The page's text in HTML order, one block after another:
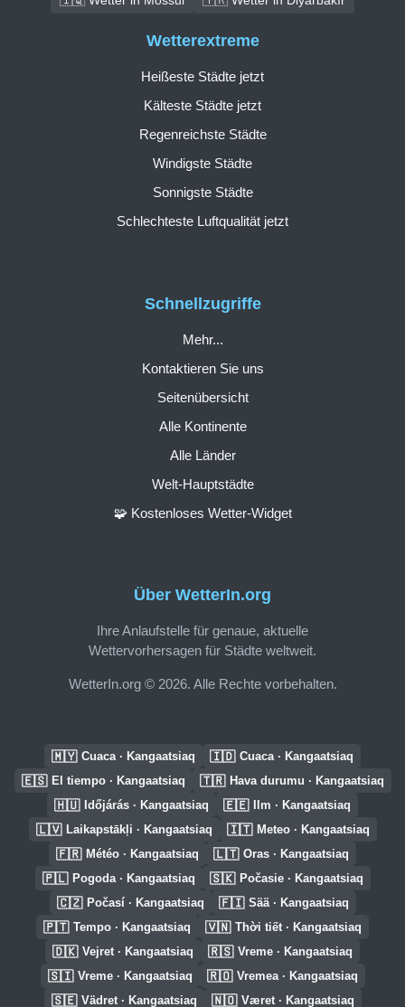
Über WetterIn.org
Ihre Anlaufstelle für genaue, aktuelle
Wettervorhersagen für Städte weltweit.
WetterIn.org © 2026. Alle Rechte vorbehalten.
Schnellzugriffe
Mehr...
Kontaktieren Sie uns
Seitenübersicht
Alle Kontinente
Alle Länder
Welt-Hauptstädte
🧩 Kostenloses Wetter-Widget
Wetterextreme
Heißeste Städte jetzt
Kälteste Städte jetzt
Regenreichste Städte
Windigste Städte
Sonnigste Städte
Schlechteste Luftqualität jetzt
🇲🇾 Cuaca · Kangaatsiaq 🇮🇩 Cuaca · Kangaatsiaq
🇪🇸 El tiempo · Kangaatsiaq 🇹🇷 Hava durumu · Kangaatsiaq
🇭🇺 Időjárás · Kangaatsiaq 🇪🇪 Ilm · Kangaatsiaq
🇱🇻 Laikapstākļi · Kangaatsiaq 🇮🇹 Meteo · Kangaatsiaq
🇫🇷 Météo · Kangaatsiaq 🇱🇹 Oras · Kangaatsiaq
🇵🇱 Pogoda · Kangaatsiaq 🇸🇰 Počasie · Kangaatsiaq
🇨🇿 Počasí · Kangaatsiaq 🇫🇮 Sää · Kangaatsiaq
🇵🇹 Tempo · Kangaatsiaq 🇻🇳 Thời tiết · Kangaatsiaq
🇩🇰 Vejret · Kangaatsiaq 🇷🇸 Vreme · Kangaatsiaq
🇸🇮 Vreme · Kangaatsiaq 🇷🇴 Vremea · Kangaatsiaq
🇸🇪 Vädret · Kangaatsiaq 🇳🇴 Været · Kangaatsiaq